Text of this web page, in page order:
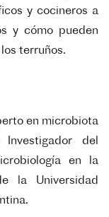
y cocineros a
y cómo pueden
terruños.
en microbiota
del
en la
la Universidad